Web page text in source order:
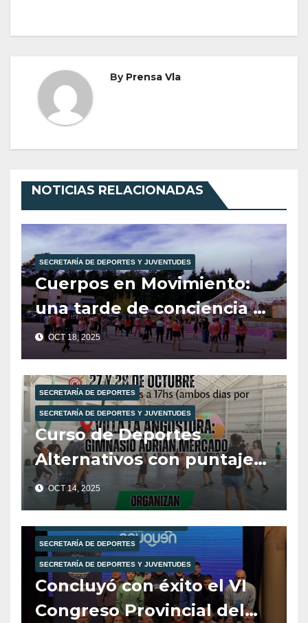
By Prensa Vla
NOTICIAS RELACIONADAS
SECRETARÍA DE DEPORTES Y JUVENTUDES
Cuerpos en Movimiento:
una tarde de conciencia y
bienestar.
OCT 18, 2025
SECRETARÍA DE DEPORTES
SECRETARÍA DE DEPORTES Y JUVENTUDES
Curso de Deportes
Alternativos con puntaje
docente.
OCT 14, 2025
SECRETARÍA DE DEPORTES
SECRETARÍA DE DEPORTES Y JUVENTUDES
Concluyó con éxito el VI
Congreso Provincial del